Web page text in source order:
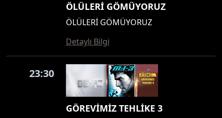
ÖLÜLERİ GÖMÜYORUZ
ÖLÜLERİ GÖMÜYORUZ
Detaylı Bilgi
23:30
GÖREVİMİZ TEHLİKE 3